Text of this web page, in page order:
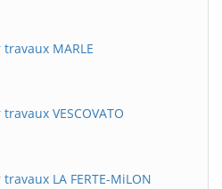
MARLE
VESCOVATO
LA FERTE-MiLON